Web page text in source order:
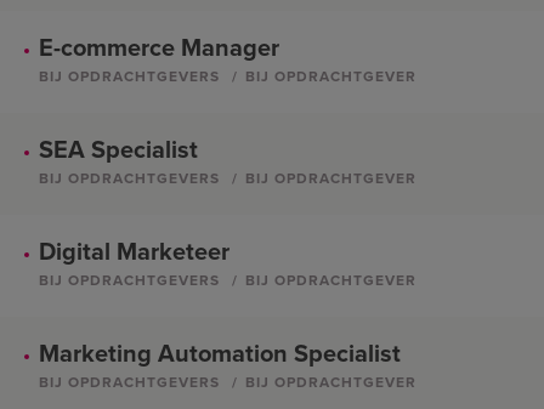
E-commerce Manager
BIJ OPDRACHTGEVERS BIJ OPDRACHTGEVER
SEA Specialist
BIJ OPDRACHTGEVERS BIJ OPDRACHTGEVER
Digital Marketeer
BIJ OPDRACHTGEVERS BIJ OPDRACHTGEVER
Marketing Automation Specialist
BIJ OPDRACHTGEVERS BIJ OPDRACHTGEVER